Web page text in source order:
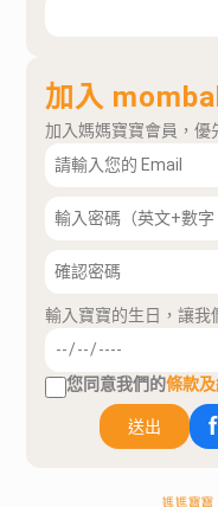
加入
加入媽媽寶寶會員，優
輸入寶寶的生日，讓我
您同意我們的條款
送出